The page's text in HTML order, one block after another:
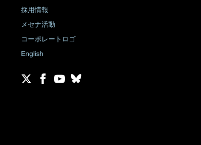
採用情報
メセナ活動
コーポレートロゴ
English